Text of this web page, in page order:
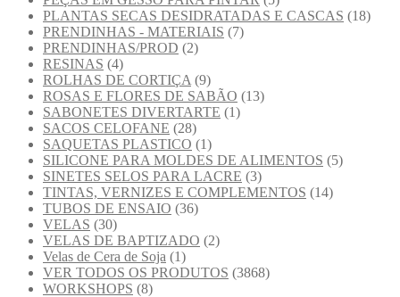
PLANTAS SECAS DESIDRATADAS E CASCAS (18)
PRENDINHAS - MATERIAIS (7)
PRENDINHAS/PROD (2)
RESINAS (4)
ROLHAS DE CORTIÇA (9)
ROSAS E FLORES DE SABÃO (13)
SABONETES DIVERTARTE (1)
SACOS CELOFANE (28)
SAQUETAS PLASTICO (1)
SILICONE PARA MOLDES DE ALIMENTOS (5)
SINETES SELOS PARA LACRE (3)
TINTAS, VERNIZES E COMPLEMENTOS (14)
TUBOS DE ENSAIO (36)
VELAS (30)
VELAS DE BAPTIZADO (2)
Velas de Cera de Soja (1)
VER TODOS OS PRODUTOS (3868)
WORKSHOPS (8)